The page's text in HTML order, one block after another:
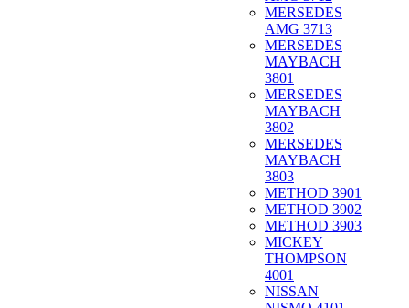
MERSEDES
AMG 3713
MERSEDES
MAYBACH
3801
MERSEDES
MAYBACH
3802
MERSEDES
MAYBACH
3803
METHOD 3901
METHOD 3902
METHOD 3903
MICKEY
THOMPSON
4001
NISSAN